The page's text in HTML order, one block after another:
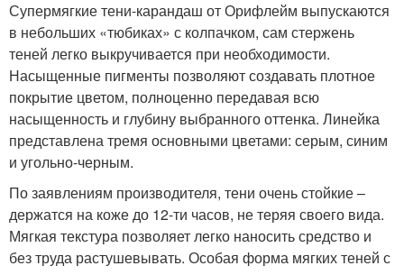
Супермягкие тени-карандаш от Орифлейм выпускаются
в небольших «тюбиках» с колпачком, сам стержень
теней легко выкручивается при необходимости.
Насыщенные пигменты позволяют создавать плотное
покрытие цветом, полноценно передавая всю
насыщенность и глубину выбранного оттенка. Линейка
представлена тремя основными цветами: серым, синим
и угольно-черным.
По заявлениям производителя, тени очень стойкие –
держатся на коже до 12-ти часов, не теряя своего вида.
Мягкая текстура позволяет легко наносить средство и
без труда растушевывать. Особая форма мягких теней с